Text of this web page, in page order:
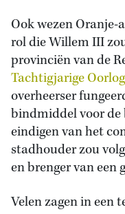
Ook wezen Oranje-
rol die Willem III
provinciën van de
Tachtigjarige Oorlog
overheerser
bindmiddel voor de
eindigen van het
stadhouder zou
en brenger van
Velen zagen in een